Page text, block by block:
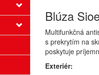
Blúza
Multifunkčná
s prekrytím na
poskytuje
Exteriér: